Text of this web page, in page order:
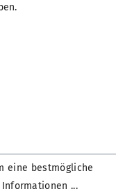
eine bestmögliche
Informationen ...